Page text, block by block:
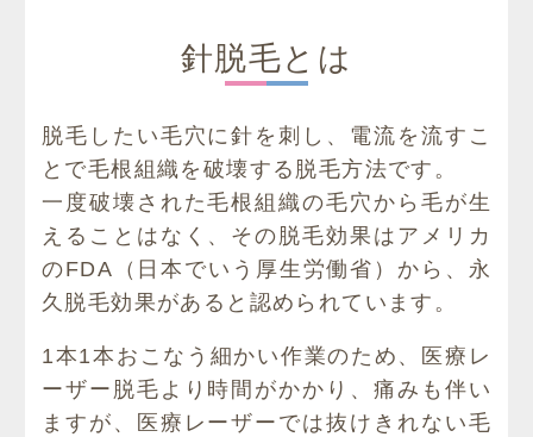
針脱毛とは
脱毛したい毛穴に針を刺し、電流を流すこ
とで毛根組織を破壊する脱毛方法です。
一度破壊された毛根組織の毛穴から毛が生
えることはなく、その脱毛効果はアメリカ
のFDA（日本でいう厚生労働省）から、永
久脱毛効果があると認められています。
1本1本おこなう細かい作業のため、医療レ
ーザー脱毛より時間がかかり、痛みも伴い
ますが、医療レーザーでは抜けきれない毛